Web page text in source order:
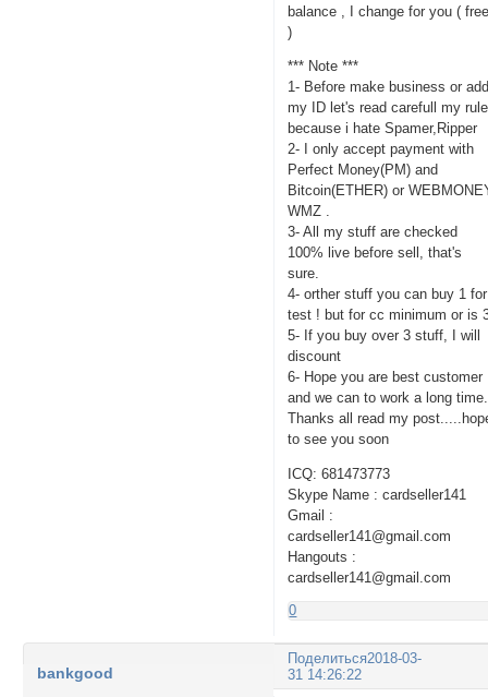
balance , I change for you (
)
*** Note ***
1- Before make business or
my ID let's read carefull my rule
because i hate Spamer,Ripper
2- I only accept payment with
Perfect Money(PM) and
Bitcoin(ETHER) or
WMZ .
3- All my stuff are checked
100% live before sell, that's
sure.
4- orther stuff you can buy 1 for
test ! but for cc minimum or is
5- If you buy over 3 stuff, I will
discount
6- Hope you are best customer
and we can to work a long time.
Thanks all read my
to see you soon
ICQ: 681473773
Skype Name : cardseller141
Gmail :
cardseller141@gmail.com
Hangouts :
cardseller141@gmail.com
0
Поделиться2018-03-
31 14:26:22
bankgood